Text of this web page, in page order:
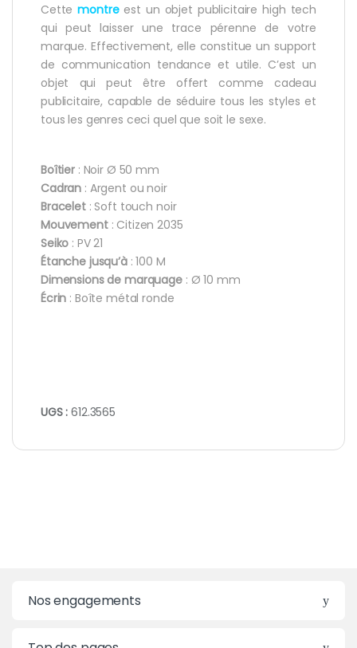
Cettemontre est un objet publicitaire high tech
qui peut laisser une trace pérenne de votre
marque. Effectivement, elle constitue un support
de communication tendance et utile. C’est un
objet qui peut être offert comme cadeau
publicitaire, capable de séduire tous les styles et
tous les genres ceci quel que soit le sexe.
Boîtier : Noir Ø 50 mm
Cadran : Argent ou noir
Bracelet: Soft touch noir
Mouvement: Citizen 2035
Seiko : PV 21
Étanche jusqu’à: 100 M
Dimensions de marquage: Ø 10 mm
Écrin : Boîte métal ronde
UGS :612.3565
Nos engagements